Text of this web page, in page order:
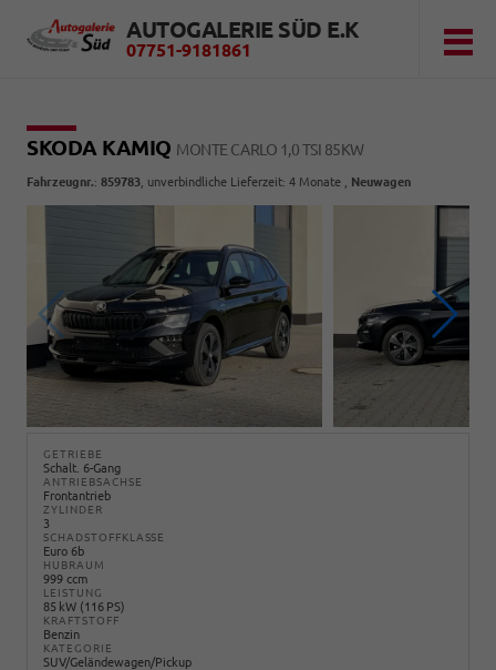
AUTOGALERIE SÜD E.K
07751-9181861
SKODA KAMIQ MONTE CARLO 1,0 TSI 85KW
Fahrzeugnr.: 859783 , unverbindliche Lieferzeit: 4 Monate Neuwagen
GETRIEBE
Schalt. 6-Gang
ANTRIEBSACHSE
Frontantrieb
ZYLINDER
3
SCHADSTOFFKLASSE
Euro 6b
HUBRAUM
999 ccm
LEISTUNG
85 kW (116 PS)
KRAFTSTOFF
Benzin
KATEGORIE
SUV/Geländewagen/Pickup